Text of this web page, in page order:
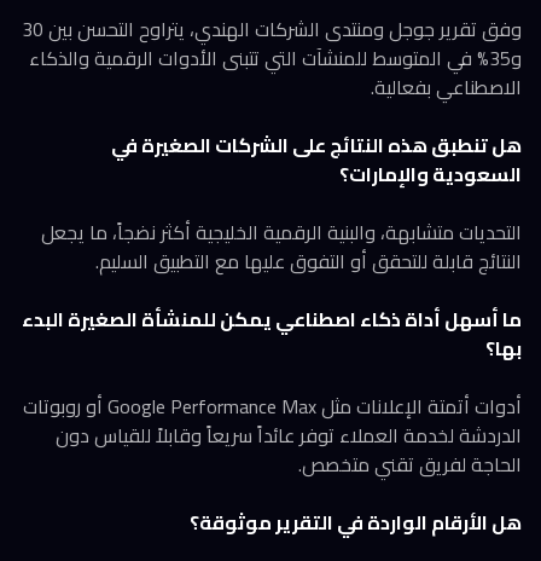
وفق تقرير جوجل ومنتدى الشركات الهندي، يتراوح التحسن بين 30
و35% في المتوسط للمنشآت التي تتبنى الأدوات الرقمية والذكاء
الاصطناعي بفعالية.
هل تنطبق هذه النتائج على الشركات الصغيرة في
السعودية والإمارات؟
التحديات متشابهة، والبنية الرقمية الخليجية أكثر نضجاً، ما يجعل
النتائج قابلة للتحقق أو التفوق عليها مع التطبيق السليم.
ما أسهل أداة ذكاء اصطناعي يمكن للمنشأة الصغيرة البدء
بها؟
أدوات أتمتة الإعلانات مثل Google Performance Max أو روبوتات
الدردشة لخدمة العملاء توفر عائداً سريعاً وقابلاً للقياس دون
الحاجة لفريق تقني متخصص.
هل الأرقام الواردة في التقرير موثوقة؟